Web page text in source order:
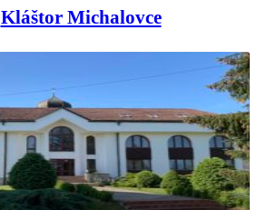
Kláštor Michalovce